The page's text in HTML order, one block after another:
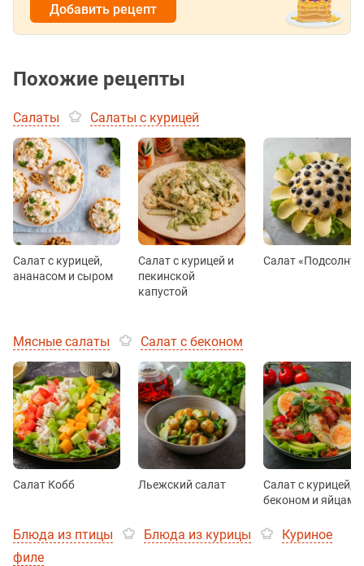
Добавить рецепт
Похожие рецепты
Салаты Салаты с курицей
Салат с курицей,
ананасом и сыром
Салат с курицей и
пекинской
капустой
Салат
Мясные салаты Салат с беконом
Салат Кобб Льежский салат
Салат с курицей,
беконом и яйцами
Блюда из птицы Блюда из курицы
Куриное
филе